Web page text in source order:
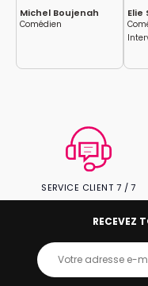
Michel Boujenah
Comédien
Elie
SERVICE CLIENT 7 / 7
RECEVEZ